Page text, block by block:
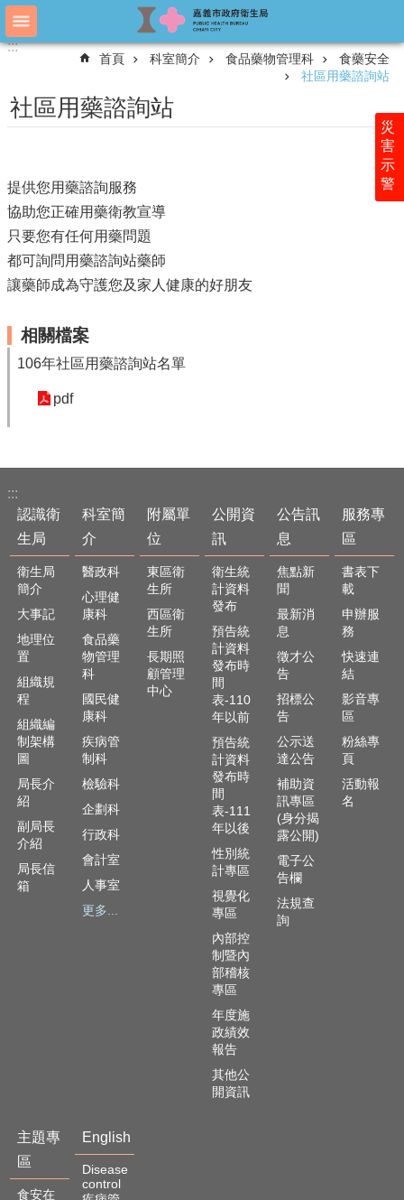
跳到主要內容區塊
進
識
衛
局
科
室
介
附
資
訊
告
訊
息
服
務
專
區
主
題
區
English
回
首
絲
專
:::
災
害
示
警
:::
首頁 科室簡介 食品藥物管理科
食藥安全
社區用藥諮詢站
社區用藥諮詢站
提供您用藥諮詢服務
協助您正確用藥衛教宣導
只要您有任何用藥問題
都可詢問用藥諮詢站藥師
讓藥師成為守護您及家人健康的好朋友
相關檔案
106年社區用藥諮詢站名單
pdf
:::
認識衛
生局
衛生局
簡介
大事記
地理位
置
組織規
程
組織編
制架構
圖
局長介
紹
副局長
介紹
局長信
箱
科室簡
介
醫政科
心理健
康科
食品藥
物管理
科
國民健
康科
疾病管
制科
檢驗科
企劃科
行政科
會計室
人事室
更多...
附屬單
位
東區衛
生所
西區衛
生所
長期照
顧管理
中心
公開資
訊
衛生統
計資料
發布
預告統
計資料
發布時
間
表-110
年以前
預告統
計資料
發布時
間
表-111
年以後
性別統
計專區
視覺化
專區
內部控
制暨內
部稽核
專區
年度施
政績效
報告
其他公
開資訊
公告訊
息
焦點新
聞
最新消
息
徵才公
告
招標公
告
公示送
達公告
補助資
訊專區
(身分揭
露公開)
電子公
告欄
法規查
詢
服務專
區
書表下
載
申辦服
務
快速連
結
影音專
區
粉絲專
頁
活動報
名
主題專
區
食安在
English
Disease
control